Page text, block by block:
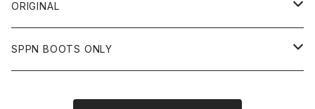
OTHER
TOPS
VIN&AGE
WEAR
HARLEY DAVIDSON
DIN MARKET
STREAM TRAIL
BAG
SLOW WEAR LION
STANCE
ORIGINAL
TOPS
SPPN BOOTS ONLY